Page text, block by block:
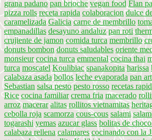
grana padano pan brioche vegan food Flan
pizza rolls receta rapida colaboracion dulce
caramelizada Galicia carne de membrillo
empanadillas desayuno andaluz pan roti
crujiente de jamon comida turca membrillo
donuts bombon donuts saludables oriente
monsieur cocina turca emmental cocina thai
turca moscatel Koulibiac spanakopita harissa
calabaza asada bollos leche evaporada pan
Sebastian salsa pesto pesto rosso recetas
Rice cocina familiar crema fria macerado
arroz macerar alitas rollitos vietnamitas
cebolla roja scamorza cous-cous salami
togarashi yemas azucar glass bolitas de
calabaza rellena calamares cocinando con la